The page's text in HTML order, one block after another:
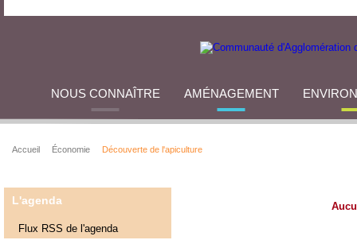
NOUS CONNAÎTRE AMÉNAGEMENT
Accueil Économie Découverte de l'apiculture
L'agenda
Flux RSS de l'agenda